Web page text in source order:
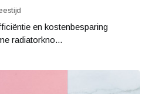
en kostenbesparing
radiatorkno...